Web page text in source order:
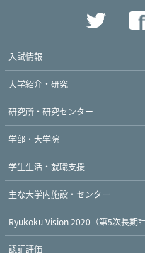
入試情報
大学紹介・研究
研究所・研究センター
学部・大学院
学生生活・就職支援
主な大学内施設・センター
Ryukoku Vision 2020（第5次長期計
認証評価